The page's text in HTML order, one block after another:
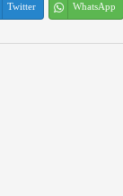
Twitter WhatsApp